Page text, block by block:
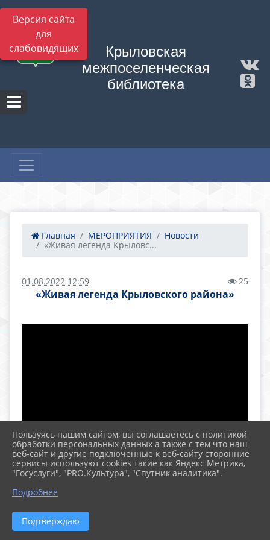
Версия сайта
для
слабовидящих
Крыловская
межпоселенческая
библиотека
Главная МЕРОПРИЯТИЯ
Новости
«Живая легенда Крыловс...
01.08.2022 12:59 25
«Живая легенда Крыловского района»
Не подлежит забвению подвиг воинов 17-го
кавалерийского корпуса в боях.
Кущевской. Основу корпуса составляли
казаки-добровольцы непризывного возраста
Пользуясь нашим сайтом, вы соглашаетесь с политикой
обработки персональных данных а также с тем что наш
веб-сайт и другие подключенные к веб-сайту сторонние
сервисы используют cookies такие как Яндекс Метрика,
"Госуслуги", "PRO.Культура", "Спутник аналитика".
Подробнее
Подтверждаю